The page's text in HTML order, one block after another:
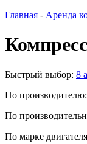
Главная - Аренда
Быстрый выбор: 8
По производителю:
По
По марке